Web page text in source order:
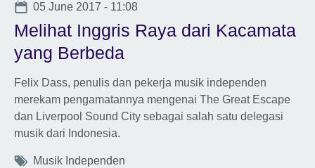
Date
05 June 2017 - 11:08
Melihat Inggris Raya dari Kacamata
yang Berbeda
Felix Dass, penulis dan pekerja musik independen
merekam pengamatannya mengenai The Great Escape
dan Liverpool Sound City sebagai salah satu delegasi
musik dari Indonesia.
Tags
Musik Independen